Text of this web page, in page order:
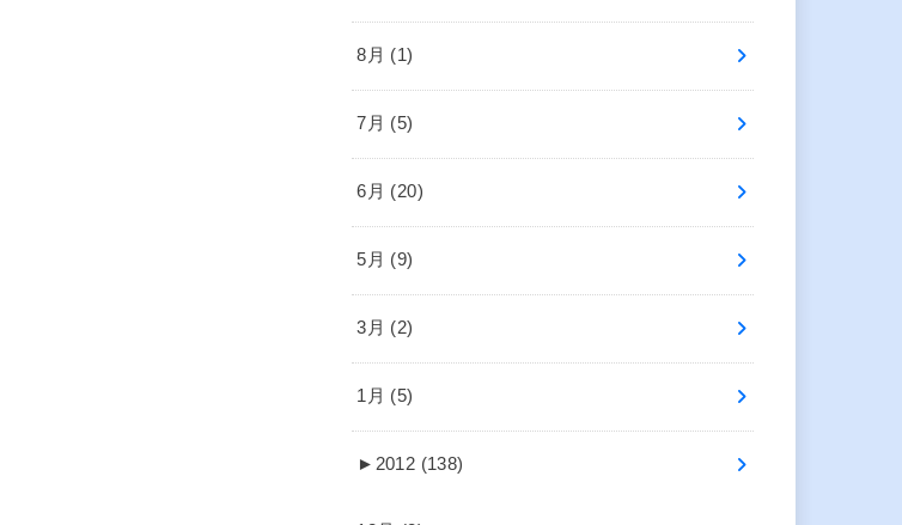
8月 (1)
7月 (5)
6月 (20)
5月 (9)
3月 (2)
1月 (5)
► 2012 (138)